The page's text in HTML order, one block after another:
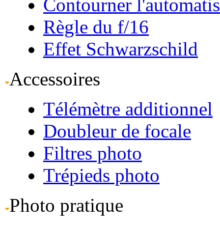
Contourner
Règle du f/16
Effet Schwarzschild
Accessoires
Télémètre additionnel
Doubleur de focale
Filtres photo
Trépieds photo
Photo pratique